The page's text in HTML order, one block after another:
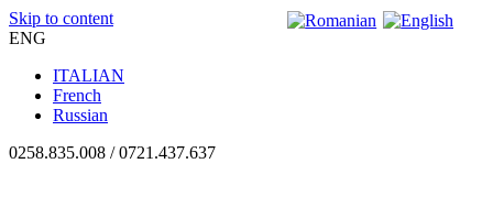
Skip to content
ENG
ITALIAN
French
Russian
0258.835.008 / 0721.437.637